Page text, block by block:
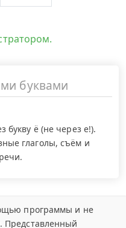
букву ё (не через е!).
глаголы, съём и
программы и не
Представленный